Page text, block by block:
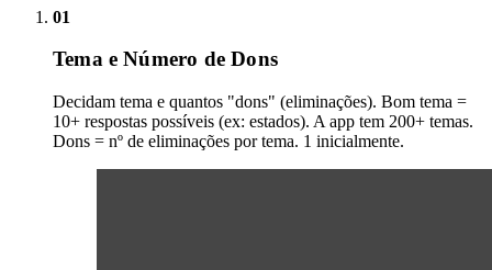
01
Tema e Número de Dons
Decidam tema e quantos "dons" (eliminações). Bom tema =
10+ respostas possíveis (ex: estados). A app tem 200+ temas.
Dons = nº de eliminações por tema. 1 inicialmente.